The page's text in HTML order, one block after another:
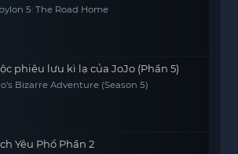
5: The Road Home
phiêu lưu kì lạ của JoJo (Phần 5)
Bizarre Adventure (Season 5)
Yêu Phổ Phần 2